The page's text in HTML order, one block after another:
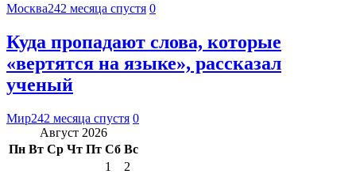
Москва242 месяца спустя 0
Куда пропадают слова, которые
«вертятся на языке», рассказал
ученый
Мир242 месяца спустя 0
Август 2026
Пн Вт Ср Чт Пт Сб Вс
1
2